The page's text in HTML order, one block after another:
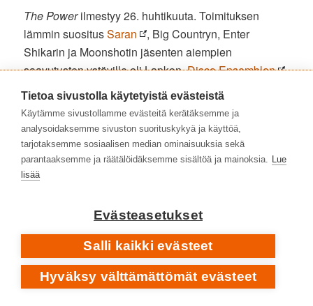
The Powerilmestyy 26. huhtikuuta. Toimituksen
lämmin suositusSaran
, Big Countryn, Enter
Shikarin ja Moonshotin jäsenten aiempien
saavutusten ystäville eli Lapkon,Disco Ensemblen
ja Children Of Bodomin pariin.
The Power
1 Life Is A Killer
2 Blackened Spiral
3 The Power
5 Shadow Boxer
6 Yes!
7 Ride Faster
8 Stars Are Holes
9 Supercharged Love
Tietoa sivustolla käytetyistä evästeistä
Käytämme sivustollamme evästeitä kerätäksemme ja
analysoidaksemme sivuston suorituskykyä ja käyttöä,
tarjotaksemme sosiaalisen median ominaisuuksia sekä
parantaaksemme ja räätälöidäksemme sisältöä ja mainoksia. Lue
lisää
Evästeasetukset
Salli kaikki evästeet
Hyväksy välttämättömät evästeet